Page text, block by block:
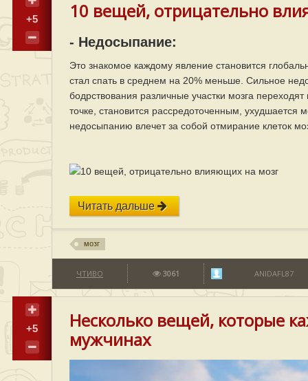
+5 10 вещей, отрицательно
- Недосыпание:
Это знакомое каждому явление становится
стал спать в среднем на 20% меньше. Сильное
бодрствования различные участки мозга
точке, становится рассредоточенным, ухудшается
недосыпанию влечет за собой отмирание клеток
Читать дальше
мозг
ЧТИВО 3061 ANIDAFL87
+5
Несколько вещей, которые
мужчинах